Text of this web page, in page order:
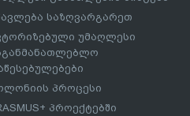
საზღვარგარეთ
უმაღლესი
პროცესი
პროექტებში